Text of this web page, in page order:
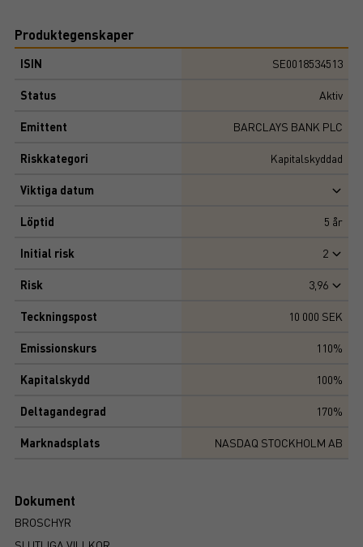
Produktegenskaper
ISIN SE0018534513
Status Aktiv
Emittent BARCLAYS BANK PLC
Riskkategori Kapitalskyddad
Viktiga datum
Löptid 5 år
Initial risk 2
Risk 3,96
Teckningspost 10 000 SEK
Emissionskurs 110%
Kapitalskydd 100%
Deltagandegrad 170%
Marknadsplats NASDAQ STOCKHOLM AB
Dokument
BROSCHYR